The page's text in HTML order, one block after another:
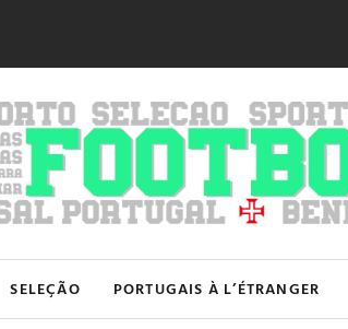
SELEÇÃO PORTUGAIS À L’ÉTRANGER